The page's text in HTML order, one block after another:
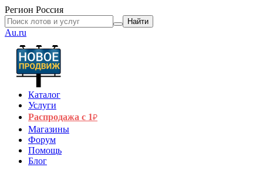
Регион Россия
Найти
Au.ru
Каталог
Услуги
Распродажа с 1₽
Магазины
Форум
Помощь
Блог